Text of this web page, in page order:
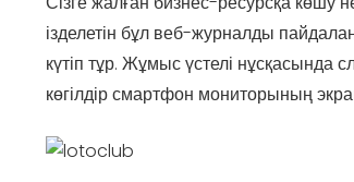
ізделетін бұл веб-журналды
күтіп тұр. Жұмыс үстелі нұсқасында
көгілдір смартфон мониторының